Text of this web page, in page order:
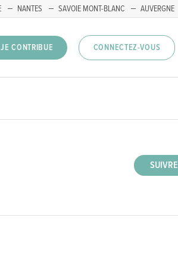
NANTES SAVOIE MONT-BLANC AUVERGNE
JE CONTRIBUE CONNECTEZ-VOUS
SUIVRE